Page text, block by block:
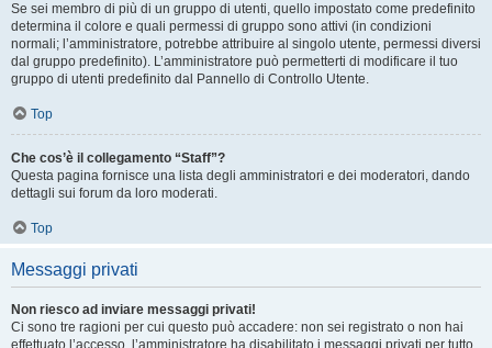
Se sei membro di più di un gruppo di utenti, quello impostato come predefinito
determina il colore e quali permessi di gruppo sono attivi (in condizioni
normali; l’amministratore, potrebbe attribuire al singolo utente, permessi diversi
dal gruppo predefinito). L’amministratore può permetterti di modificare il tuo
gruppo di utenti predefinito dal Pannello di Controllo Utente.
Top
Che cos’è il collegamento “Staff”?
Questa pagina fornisce una lista degli amministratori e dei moderatori, dando
dettagli sui forum da loro moderati.
Top
Messaggi privati
Non riesco ad inviare messaggi privati!
Ci sono tre ragioni per cui questo può accadere: non sei registrato o non hai
effettuato l’accesso, l’amministratore ha disabilitato i messaggi privati per tutto